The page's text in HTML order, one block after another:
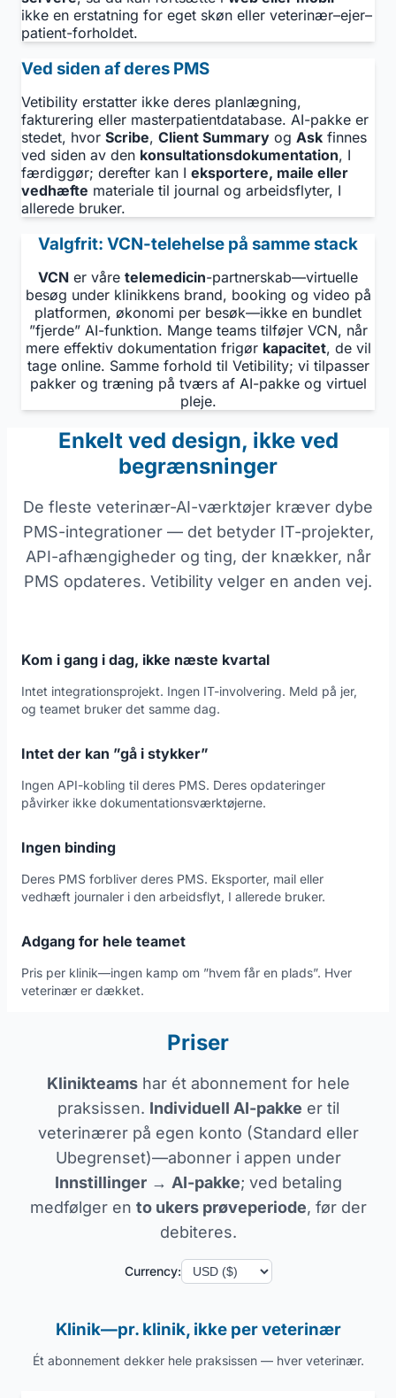
ikke en erstatning for eget skøn eller veterinær–ejer–
patient-forholdet.
Ved siden af deres PMS
Vetibility erstatter ikke deres planlægning,
fakturering eller masterpatientdatabase. AI-pakke er
stedet, hvor Scribe, Client Summary og Ask finnes
ved siden av den konsultationsdokumentation, I
færdiggør; derefter kan I eksportere, maile eller
vedhæfte materiale til journal og arbeidsflyter, I
allerede bruker.
Valgfrit: VCN-telehelse på samme stack
VCN er våre telemedicin-partnerskab—virtuelle
besøg under klinikkens brand, booking og video på
platformen, økonomi per besøk—ikke en bundlet
”fjerde” AI-funktion. Mange teams tilføjer VCN, når
mere effektiv dokumentation frigør kapacitet, de vil
tage online. Samme forhold til Vetibility; vi tilpasser
pakker og træning på tværs af AI-pakke og virtuel
pleje.
Enkelt ved design, ikke ved
begrænsninger
De fleste veterinær-AI-værktøjer kræver dybe
PMS-integrationer — det betyder IT-projekter,
API-afhængigheder og ting, der knækker, når
PMS opdateres. Vetibility velger en anden vej.
Kom i gang i dag, ikke næste kvartal
Intet integrationsprojekt. Ingen IT-involvering. Meld på jer,
og teamet bruker det samme dag.
Intet der kan ”gå i stykker”
Ingen API-kobling til deres PMS. Deres opdateringer
påvirker ikke dokumentationsværktøjerne.
Ingen binding
Deres PMS forbliver deres PMS. Eksporter, mail eller
vedhæft journaler i den arbeidsflyt, I allerede bruker.
Adgang for hele teamet
Pris per klinik—ingen kamp om ”hvem får en plads”. Hver
veterinær er dækket.
Priser
Klinikteamshar ét abonnement for hele
praksissen. Individuell AI-pakke er til
veterinærer på egen konto (Standard eller
Ubegrenset)—abonner i appen under
Innstillinger→ AI-pakke; ved betaling
medfølger en to ukers prøveperiode, før der
debiteres.
Currency:
Klinik—pr. klinik, ikke per veterinær
Ét abonnement dekker hele praksissen — hver veterinær.